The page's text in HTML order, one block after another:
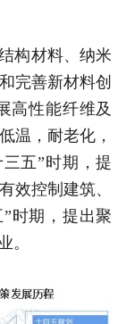
构材料、纳米
完善新材料创
高性能纤维及
温，耐老化，
五”时期，提
效控制建筑、
时期，提出聚
。